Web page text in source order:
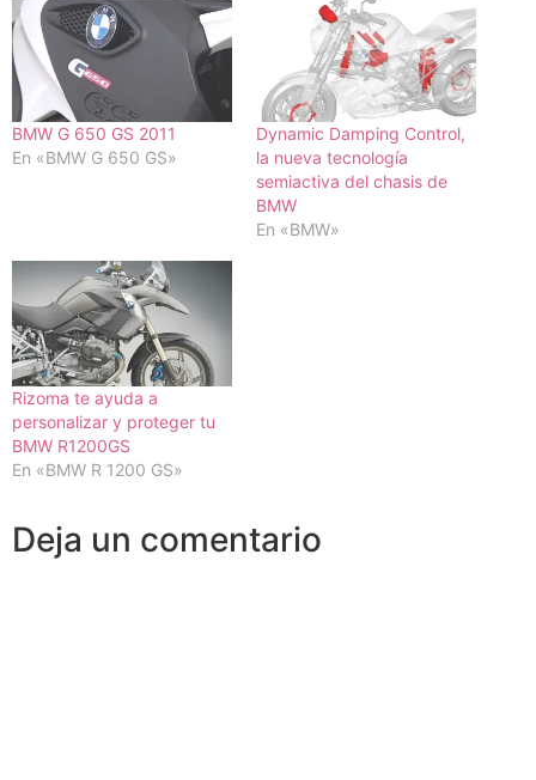
BMW G 650 GS 2011
En «BMW G 650 GS»
Dynamic Damping Control,
la nueva tecnología
semiactiva del chasis de
BMW
En «BMW»
Rizoma te ayuda a
personalizar y proteger tu
BMW R1200GS
En «BMW R 1200 GS»
Deja un comentario